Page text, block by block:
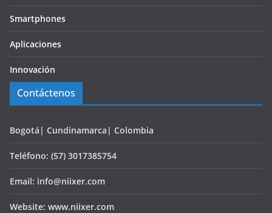
Smartphones
Aplicaciones
Innovación
Contáctenos
Bogotá| Cundinamarca| Colombia
Teléfono: (57) 3017385754
Email: info@niixer.com
Website: www.niixer.com